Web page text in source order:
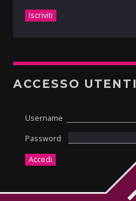
ACCESSO UTENTI
Username
Password